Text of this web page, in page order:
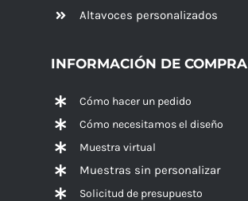
Altavoces personalizados
INFORMACIÓN DE COMPRA
Cómo hacer un pedido
Cómo necesitamos el diseño
Muestra virtual
Muestras sin personalizar
Solicitud de presupuesto